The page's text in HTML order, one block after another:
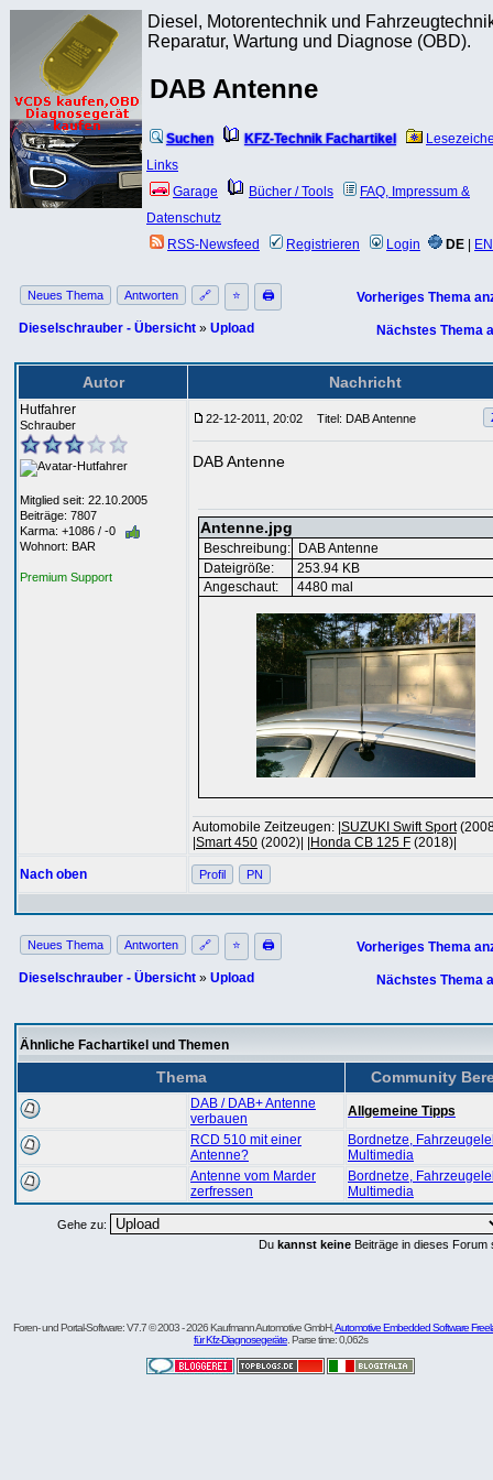
Diesel, Motorentechnik und
Reparatur, Wartung und Diagnose (OBD).
DAB Antenne
Suchen KFZ-Technik Fachartikel
Links
Garage
Bücher / Tools
FAQ, Impressum &
Datenschutz
RSS-Newsfeed
Registrieren Login DE EN
Neues Thema Antworten 🔗 ⭐ 🖨
Dieselschrauber - Übersicht » Upload
Vorheriges Thema
Nächstes Thema
Autor Nachricht
Hutfahrer
Schrauber
Mitglied seit: 22.10.2005
Beiträge: 7807
Karma: +1086 / -0
Wohnort: BAR
Premium Support
22-12-2011, 20:02 Titel: DAB Antenne
DAB Antenne
Antenne.jpg
Beschreibung:
DAB Antenne
Dateigröße:
253.94 KB
Angeschaut:
4480 mal
Automobile Zeitzeugen: | SUZUKI Swift Sport
Smart 450 (2002)| | Honda CB 125 F (2018)|
Nach oben Profil PN
Neues Thema Antworten 🔗 ⭐ 🖨
Dieselschrauber - Übersicht » Upload
Vorheriges Thema
Nächstes Thema
Ähnliche Fachartikel und Themen
Thema Community
DAB / DAB+ Antenne
verbauen
Allgemeine Tipps
RCD 510 mit einer
Antenne?
Bordnetze,
Multimedia
Antenne vom Marder
zerfressen
Bordnetze,
Multimedia
Gehe zu:
Du kannst keine Beiträge in dieses Forum
Foren- und Portal-Software: V7.7 © 2003 - 2026 Kaufmann Automotive GmbH,Automotive Embedded Software
für Kfz-Diagnosegeräte . Parse time: 0,062s